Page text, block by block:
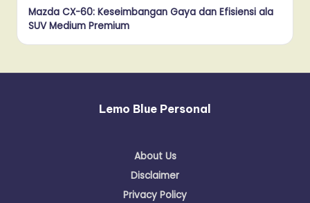
Mazda CX-60: Keseimbangan Gaya dan Efisiensi ala
SUV Medium Premium
Lemo Blue Personal
About Us
Disclaimer
Privacy Policy